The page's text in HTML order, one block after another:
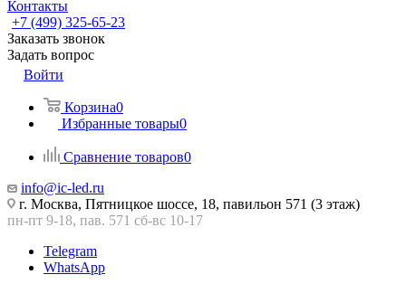
Контакты
+7 (499) 325-65-23
Заказать звонок
Задать вопрос
Войти
Корзина0
Избранные товары0
Сравнение товаров0
info@ic-led.ru
г. Москва, Пятницкое шоссе, 18, павильон 571 (3 этаж)
пн-пт 9-18, пав. 571 сб-вс 10-17
Telegram
WhatsApp